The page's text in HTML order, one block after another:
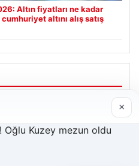
Altın fiyatları ne kadar
altını alış satış
×